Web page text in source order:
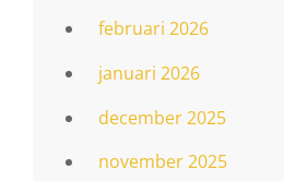
februari 2026
januari 2026
december 2025
november 2025